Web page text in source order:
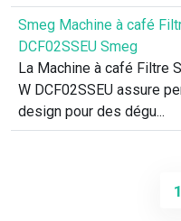
Smeg Machine à café
DCF02SSEU Smeg
La Machine à café Filtre
W DCF02SSEU assure
design pour des dégu...
1